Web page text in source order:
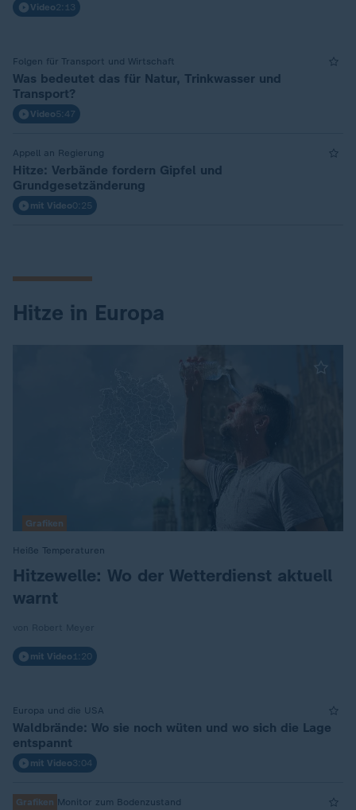
Video2:13
Video5:47
Was bedeutet das für Natur, Trinkwasser und
Transport?
Folgen für Transport und Wirtschaft
mit Video0:25
Hitze: Verbände fordern Gipfel und
Grundgesetzänderung
Appell an Regierung
Hitze in Europa
Grafiken
Heiße Temperaturen
:
Hitzewelle: Wo der Wetterdienst aktuell
warnt
mit Video 1:20
mit Video3:04
Waldbrände: Wo sie noch wüten und wo sich die Lage
entspannt
Europa und die USA
Grafiken Monitor zum Bodenzustand